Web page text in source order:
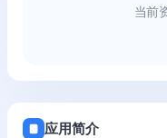
当前
应用简介